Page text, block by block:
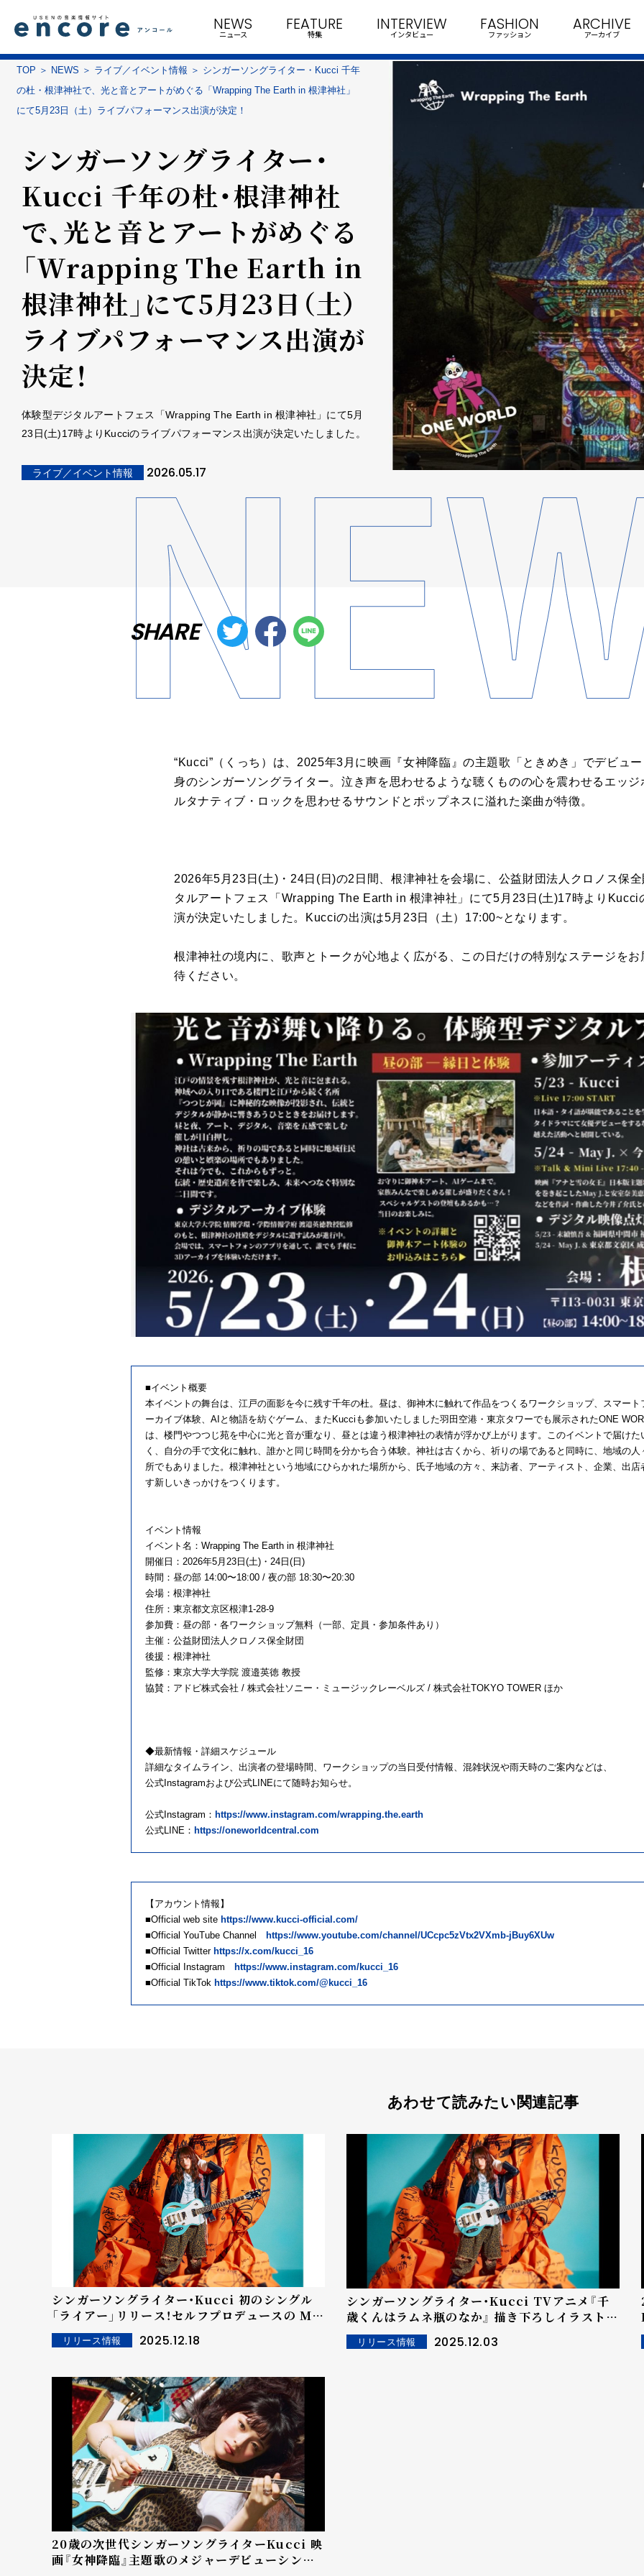
NEWS
ニュース
FEATURE
特集
INTERVIEW
インタビュー
FASHION
ファッション
ARCHIVE
アーカイブ
TOP NEWS ライブ／イベント情報
シンガーソングライター・Kucci 千年
の杜・根津神社で、光と音とアートがめぐる「Wrapping The Earth in 根津神社」
にて5月23日（土）ライブパフォーマンス出演が決定！
シンガーソングライター・
Kucci 千年の杜・根津神社
で、光と音とアートがめぐる
「Wrapping The Earth in
根津神社」にて5月23日（土）
ライブパフォーマンス出演が
決定！
体験型デジタルアートフェス「Wrapping The Earth in 根津神社」にて5月
23日(土)17時よりKucciのライブパフォーマンス出演が決定いたしました。
ライブ／イベント情報 2026.05.17
SHARE
“Kucci”（くっち）は、2025年3月に映画『女神降臨』の主題歌「ときめき」でデビュ
身のシンガーソングライター。泣き声を思わせるような聴くものの心を震わせるエッ
ルタナティブ・ロックを思わせるサウンドとポップネスに溢れた楽曲が特徴。
2026年5月23日(土)・24日(日)の2日間、根津神社を会場に、公益財団法人クロノス保
タルアートフェス「Wrapping The Earth in 根津神社」にて5月23日(土)17時よりKucci
演が決定いたしました。Kucciの出演は5月23日（土）17:00~となります。
根津神社の境内に、歌声とトークが心地よく広がる、この日だけの特別なステージを
待ください。
■イベント概要
本イベントの舞台は、江戸の面影を今に残す千年の杜。昼は、御神木に触れて作品をつくるワークショップ、スマー
ーカイブ体験、AIと物語を紡ぐゲーム、またKucciも参加いたしました羽田空港・東京タワーでも展示されたONE
は、楼門やつつじ苑を中心に光と音が重なり、昼とは違う根津神社の表情が浮かび上がります。このイベントで届け
く、自分の手で文化に触れ、誰かと同じ時間を分かち合う体験。神社は古くから、祈りの場であると同時に、地域の
所でもありました。根津神社という地域にひらかれた場所から、氏子地域の方々、来訪者、アーティスト、企業、出
す新しいきっかけをつくります。
イベント
イベント名：Wrapping The Earth in 根津神社
開催日：2026年5月23日(土)・24日(日)
時間：昼の部 14:00〜18:00 / 夜の部 18:30〜20:30
会場：根津神社
住所：東京都文京区根津1-28-9
参加費：昼の部・各ワークショップ無料（一部、定員・参加条件あり）
主催：公益財団法人クロノス保全財団
後援：根津神社
監修：東京大学大学院 渡邉英徳 教授
協賛：アドビ株式会社 / 株式会社ソニー・ミュージックレーベルズ / 株式会社TOKYO TOWER ほか
◆最新情報・詳細スケジュール
詳細なタイムライン、出演者の登場時間、ワークショップの当日受付情報、混雑状況や雨天時のご案内などは、
公式Instagramおよび公式LINEにて随時お知らせ。
公式Instagram： https://www.instagram.com/wrapping.the.earth
公式LINE： https://oneworldcentral.com
【アカウント情
■Official web site https://www.kucci-official.com/
■Official YouTube Channel
https://www.youtube.com/channel/UCcpc5zVtx2VXmb-jBuy6XUw
■Official Twitter https://x.com/kucci_16
■Official Instagram
https://www.instagram.com/kucci_16
■Official TikTok https://www.tiktok.com/@kucci_16
あわせて読みたい関連記事
シンガーソングライター・Kucci 初のシングル
「ライアー」リリース！セルフプロデュースの MV
も公開！
リリース情報 2025.12.18
シンガーソングライター・Kucci TVアニメ『千
歳くんはラムネ瓶のなか』 描き下ろしイラストの
CDジャケットを公開！
リリース情報 2025.12.03
20歳の次世代シンガーソングライターKucci 映
画『女神降臨』主題歌のメジャーデビューシング